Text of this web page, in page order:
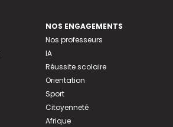
NOS ENGAGEMENTS
Nos professeurs
IA
Réussite scolaire
Orientation
Sport
Citoyenneté
Afrique